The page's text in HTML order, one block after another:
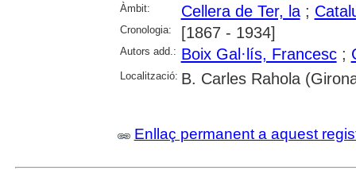
Àmbit: Cellera de Ter, la;
Cronologia: [1867 - 1934]
Autors add.: Boix Gal·lís, Francesc;
Localització: B. Carles Rahola
Enllaç permanent a aquest